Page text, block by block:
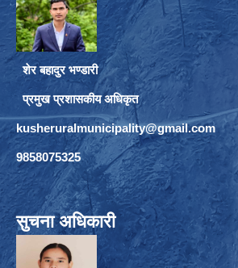
शेर बहादुर भण्डारी
प्रमुख प्रशासकीय अधिकृत
kusheruralmunicipality@gmail.com
9858075325
सुचना अधिकारी